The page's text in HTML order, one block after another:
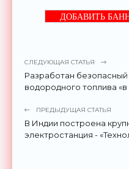
ДОБАВИТЬ
СЛЕДУЮЩАЯ СТАТЬЯ
Разработан
водородного топлива
ПРЕДЫДУЩАЯ СТАТЬЯ
В Индии построена
электростанция -